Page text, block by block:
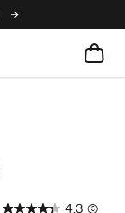
4.3 (3)